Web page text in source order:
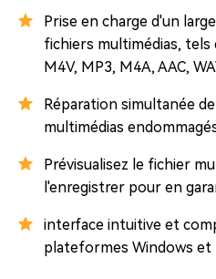
Prise en charge d'un
fichiers multimédias, tels
M4V, MP3, M4A, AAC,
Réparation simultanée
multimédias
Prévisualisez le fichier
l'enregistrer pour en
interface intuitive et
plateformes Windows et